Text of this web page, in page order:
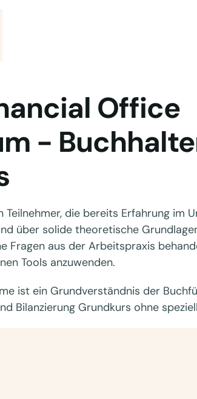
Office
-
die bereits Erfahrung im
über solide theoretische
Fragen aus der Arbeitspraxis
Tools anzuwenden.
ist ein Grundverständnis der
Bilanzierung Grundkurs ohne